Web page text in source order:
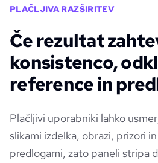
PLAČLJIVA RAZŠIRITEV
Če rezultat
konsistenco,
reference in
Plačljivi uporabniki lahko
slikami izdelka, obrazi, prizori
predlogami, zato paneli stripa